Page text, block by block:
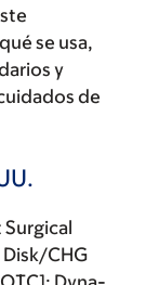
se usa,
y
de
CHG